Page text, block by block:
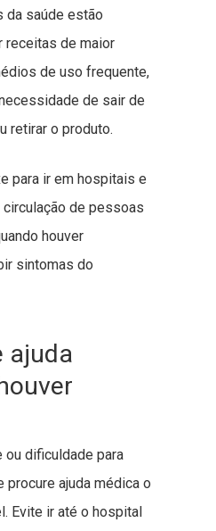
saúde estão
receitas de maior
de uso frequente,
de sair de
retirar o produto.
para ir em hospitais e
de pessoas
houver
sintomas do
ajuda
dificuldade para
procure ajuda médica o
Evite ir até o hospital